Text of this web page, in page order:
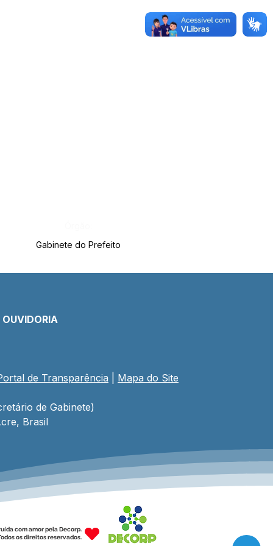
Gabinete do Prefeito
de Transparência Mapa do Site
de Gabinete)
Brasil
com amor pela Decorp.
os direitos reservados.